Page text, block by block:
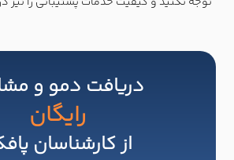
دریافت دمو و
رایگان
از کارشناسان